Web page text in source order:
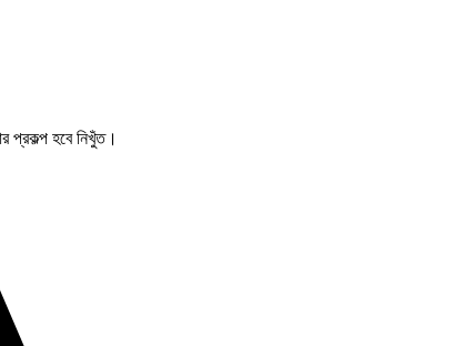
প্রকল্প হবে নিখুঁত।